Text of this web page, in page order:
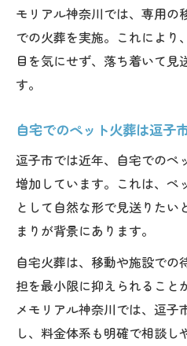
モリアル神奈川では、専用の
での火葬を実施。これにより
目を気にせず、落ち着いて見
す。
自宅でのペット火葬は逗子
逗子市では近年、自宅でのペ
増加しています。これは、ペ
として自然な形で見送りたい
まりが背景にあります。
自宅火葬は、移動や施設での
担を最小限に抑えられること
メモリアル神奈川では、逗子
し、料金体系も明確で相談し